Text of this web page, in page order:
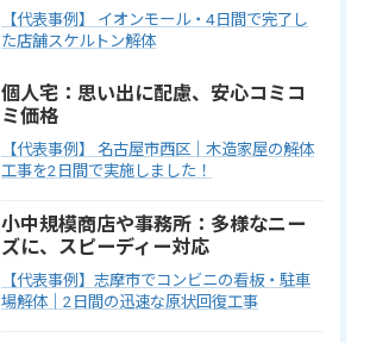
【代表事例】 イオンモール・4日間で完了し
た店舗スケルトン解体
個人宅：思い出に配慮、安心コミコ
ミ価格
【代表事例】 名古屋市西区｜木造家屋の解体
工事を2日間で実施しました！
小中規模商店や事務所：多様なニー
ズに、スピーディー対応
【代表事例】志摩市でコンビニの看板・駐車
場解体｜2日間の迅速な原状回復工事